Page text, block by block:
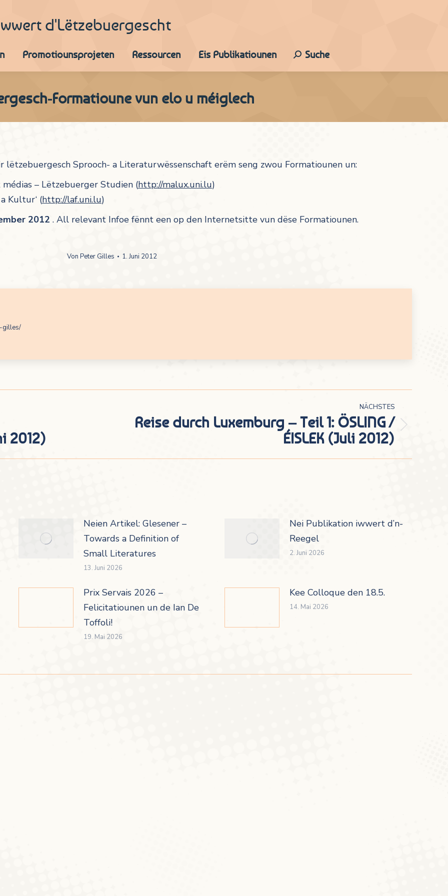
d'Lëtzebuergescht
Promotiounsprojeten Ressourcen Eis Publikatiounen Search:
Suche
Formatioune vun elo u méiglech
Sprooch- a Literaturwëssenschaft erëm seng zwou Formatiounen un:
– Lëtzebuerger Studien (http://malux.uni.lu)
Kultur‘ (http://laf.uni.lu)
2012 . All relevant Infoe fënnt een op den Internetsitte vun dëse Formatiounen.
Von Peter Gilles 1. Juni 2012
gilles/
2012)
NÄCHSTES
Nächster
Reise durch Luxemburg – Teil 1: ÖSLING /
ÉISLEK (Juli 2012)
Neien Artikel: Glesener –
Towards a Definition of
Small Literatures
13. Juni 2026
Nei Publikation iwwert d’n-
Reegel
2. Juni 2026
Prix Servais 2026 –
Felicitatiounen un de Ian De
Toffoli!
19. Mai 2026
Kee Colloque den 18.5.
14. Mai 2026